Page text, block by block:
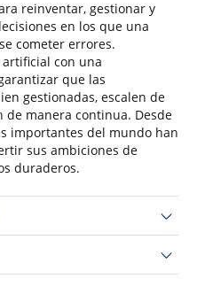
reinventar, gestionar y
en los que una
cometer errores.
con una
que las
gestionadas, escalen de
de manera continua. Desde
importantes del mundo han
sus ambiciones de
duraderos.